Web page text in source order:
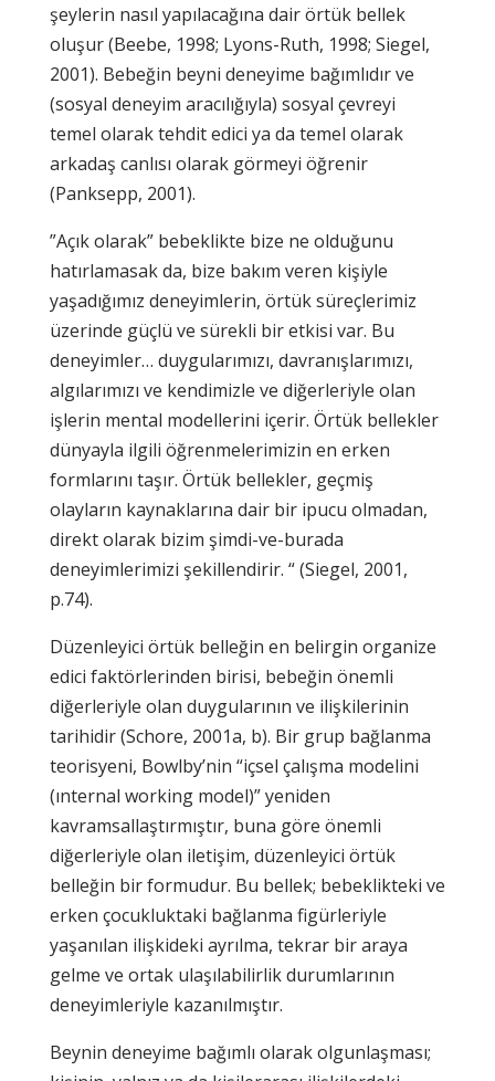
şeylerin nasıl yapılacağına dair örtük bellek
oluşur (Beebe, 1998; Lyons-Ruth, 1998; Siegel,
2001). Bebeğin beyni deneyime bağımlıdır ve
(sosyal deneyim aracılığıyla) sosyal çevreyi
temel olarak tehdit edici ya da temel olarak
arkadaş canlısı olarak görmeyi öğrenir
(Panksepp, 2001).
”Açık olarak” bebeklikte bize ne olduğunu
hatırlamasak da, bize bakım veren kişiyle
yaşadığımız deneyimlerin, örtük süreçlerimiz
üzerinde güçlü ve sürekli bir etkisi var. Bu
deneyimler… duygularımızı, davranışlarımızı,
algılarımızı ve kendimizle ve diğerleriyle olan
işlerin mental modellerini içerir. Örtük bellekler
dünyayla ilgili öğrenmelerimizin en erken
formlarını taşır. Örtük bellekler, geçmiş
olayların kaynaklarına dair bir ipucu olmadan,
direkt olarak bizim şimdi-ve-burada
deneyimlerimizi şekillendirir. “ (Siegel, 2001,
p.74).
Düzenleyici örtük belleğin en belirgin organize
edici faktörlerinden birisi, bebeğin önemli
diğerleriyle olan duygularının ve ilişkilerinin
tarihidir (Schore, 2001a, b). Bir grup bağlanma
teorisyeni, Bowlby’nin “içsel çalışma modelini
(ınternal working model)” yeniden
kavramsallaştırmıştır, buna göre önemli
diğerleriyle olan iletişim, düzenleyici örtük
belleğin bir formudur. Bu bellek; bebeklikteki ve
erken çocukluktaki bağlanma figürleriyle
yaşanılan ilişkideki ayrılma, tekrar bir araya
gelme ve ortak ulaşılabilirlik durumlarının
deneyimleriyle kazanılmıştır.
Beynin deneyime bağımlı olarak olgunlaşması;